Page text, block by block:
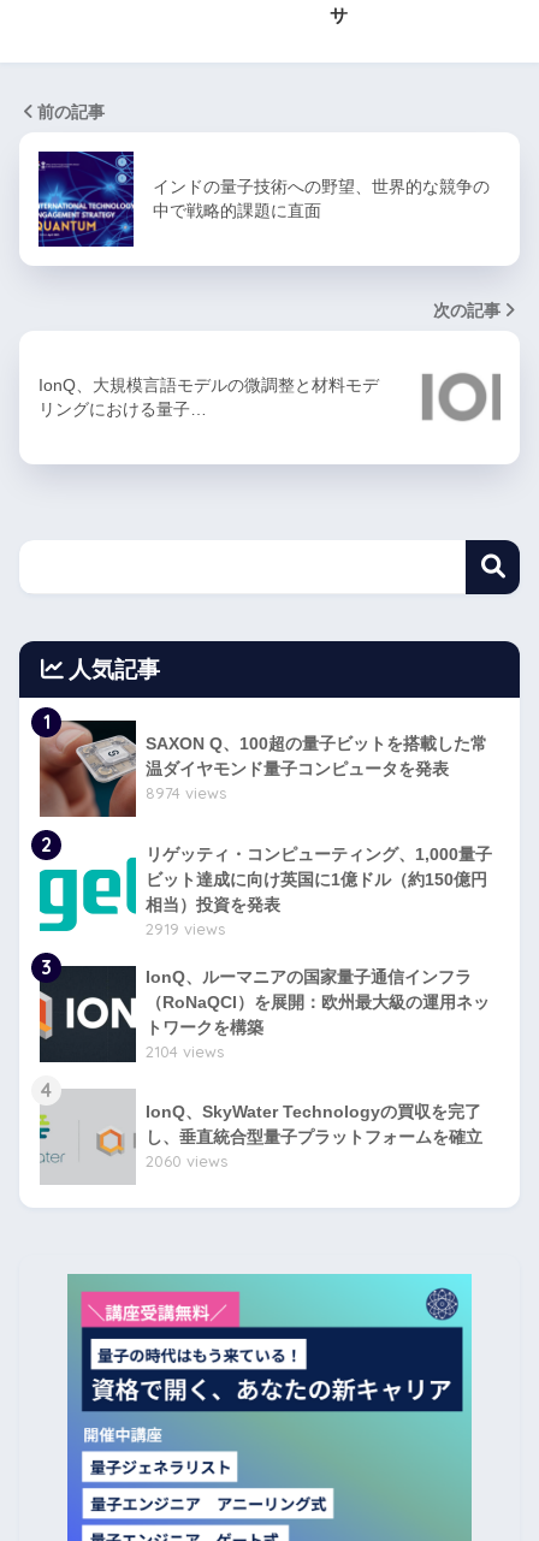
サ
前の記事
インドの量子技術への野望、世界的な競争の
中で戦略的課題に直面
次の記事
IonQ、大規模言語モデルの微調整と材料モデ
リングにおける量子…
人気記事
1
SAXON Q、100超の量子ビットを搭載した常
温ダイヤモンド量子コンピュータを発表
8974 views
2
リゲッティ・コンピューティング、1,000量子
ビット達成に向け英国に1億ドル（約150億円
相当）投資を発表
2919 views
3
IonQ、ルーマニアの国家量子通信インフラ
（RoNaQCI）を展開：欧州最大級の運用ネッ
トワークを構築
2104 views
4
IonQ、SkyWater Technologyの買収を完了
し、垂直統合型量子プラットフォームを確立
2060 views